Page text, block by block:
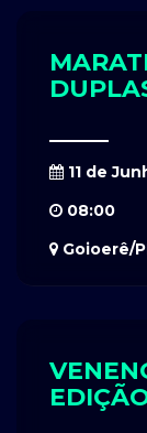
11 de
08:00
Goioerê/